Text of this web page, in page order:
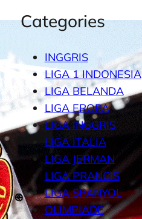
Categories
INGGRIS
LIGA 1 INDONESIA
LIGA BELANDA
LIGA EROPA
LIGA INGGRIS
LIGA ITALIA
LIGA JERMAN
LIGA PRANCIS
LIGA SPANYOL
OLIMPIADE